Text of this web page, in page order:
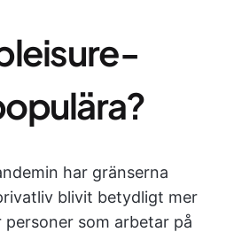
har gränserna
blivit betydligt mer
som arbetar på